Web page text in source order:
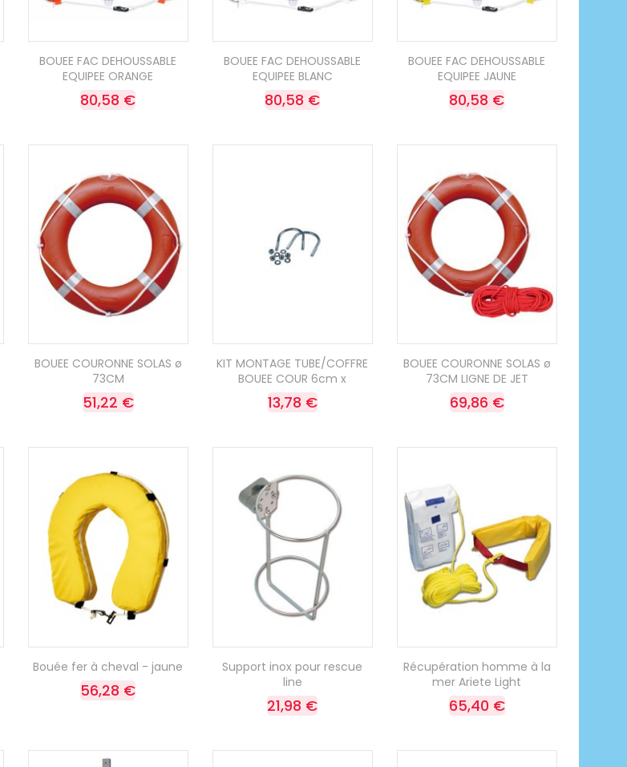
BOUEE FAC DEHOUSSABLE
EQUIPEE ORANGE
80,58 €
BOUEE FAC DEHOUSSABLE
EQUIPEE BLANC
80,58 €
BOUEE FAC DEHOUSSABLE
EQUIPEE JAUNE
80,58 €
BOUEE COURONNE SOLAS ø
73CM
51,22 €
KIT MONTAGE TUBE/COFFRE
BOUEE COUR 6cm x
13,78 €
BOUEE COURONNE SOLAS ø
73CM LIGNE DE JET
69,86 €
Bouée fer à cheval - jaune
56,28 €
Support inox pour rescue
line
21,98 €
Récupération homme à la
mer Ariete Light
65,40 €